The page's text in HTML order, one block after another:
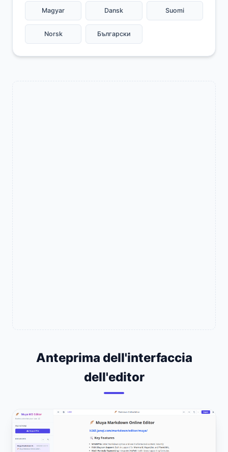
Magyar Dansk Suomi
Norsk Български
Anteprima dell'interfaccia
dell'editor